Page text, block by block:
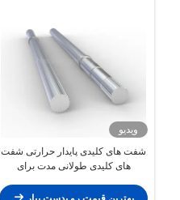
ویدیو
شفت های کلیدی پایدار حرارتی شفت
های کلیدی طولانی مدت برای